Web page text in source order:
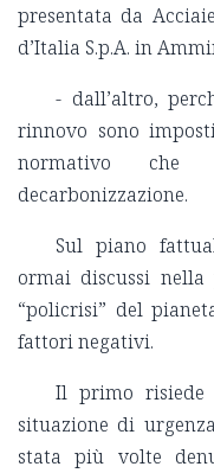
presentata da
d’Italia S.p.A. in
- dall’altro,
rinnovo sono
normativo
decarbonizzazione.
Sul piano
ormai discussi
“policrisi” del
fattori negativi.
Il primo risiede
situazione di
stata più volte